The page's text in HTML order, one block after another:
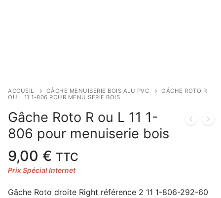
ACCUEIL GÂCHE MENUISERIE BOIS ALU PVC
GÂCHE ROTO R
OU L 11 1-806 POUR MENUISERIE BOIS
Gâche Roto R ou L 11 1-
806 pour menuiserie bois
9,00 € TTC
Gâche Roto droite Right référence 2 11 1-806-292-60